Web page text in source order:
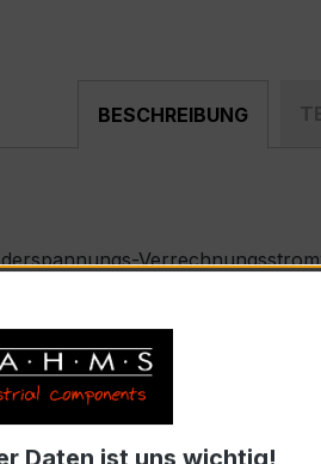
BESCHREIBUNG
Mess- und
Sekundärnennstrom 1 A)